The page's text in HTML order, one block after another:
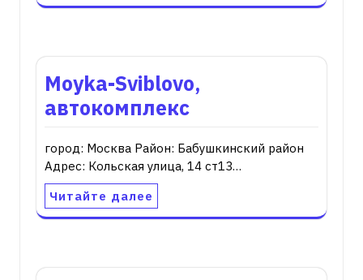
Moyka-Sviblovo,
автокомплекс
город: Москва Район: Бабушкинский район
Адрес: Кольская улица, 14 ст13…
Читайте далее